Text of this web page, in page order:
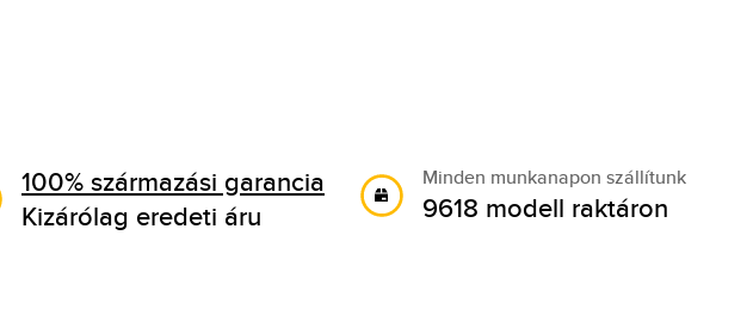
100% származási garancia
Kizárólag eredeti áru
Minden munkanapon szállítunk
9618 modell raktáron